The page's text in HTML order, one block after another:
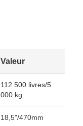
Valeur
112 500 livres/5
000 kg
18,5"/470mm